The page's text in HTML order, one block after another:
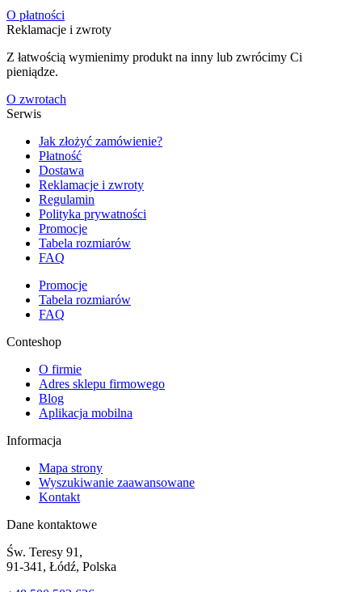
O płatności
Reklamacje i zwroty
Z łatwością wymienimy produkt na inny lub zwrócimy Ci
pieniądze.
O zwrotach
Serwis
Jak złożyć zamówienie?
Płatność
Dostawa
Reklamacje i zwroty
Regulamin
Polityka prywatności
Promocje
Tabela rozmiarów
FAQ
Promocje
Tabela rozmiarów
FAQ
Conteshop
O firmie
Adres sklepu firmowego
Blog
Aplikacja mobilna
Informacja
Mapa strony
Wyszukiwanie zaawansowane
Kontakt
Dane kontaktowe
Św. Teresy 91,
91-341, Łódź, Polska